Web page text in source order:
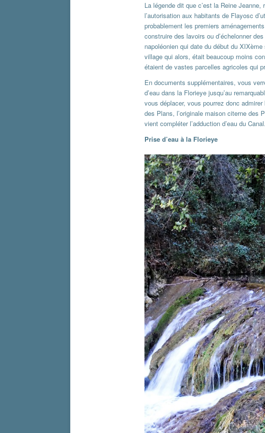
La légende dit que c’est la Reine
l’autorisation aux habitants de Flayosc
probablement les premiers
construire des lavoirs ou d’échelonner
napoléonien qui date du début du
village qui alors, était beaucoup moins
étaient de vastes parcelles agricoles qui
En documents supplémentaires, vous
d’eau dans la Florieye jusqu’au
vous déplacer, vous pourrez donc
des Plans, l’originale maison citerne des
vient compléter l’adduction d’eau du Canal.
Prise d’eau à la Florieye